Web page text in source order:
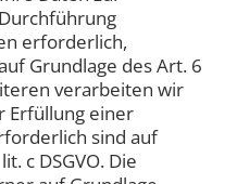
erforderlich,
Grundlage des Art. 6
verarbeiten wir
Erfüllung einer
sind auf
c DSGVO. Die